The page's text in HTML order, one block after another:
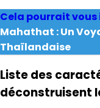
Cela pourrait vous
Mahathat : Un
Thaïlandaise
Liste des
déconstruisent